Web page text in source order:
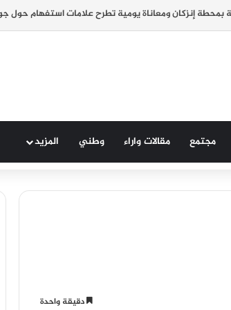
مجتمع مقالات واراء وطني المزيد
دقيقة واحدة